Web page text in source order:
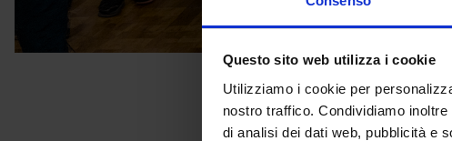
Questo sito web utilizza i cookie
Utilizziamo i cookie per
nostro traffico. Condividiamo
di analisi dei dati web, pubblicità e